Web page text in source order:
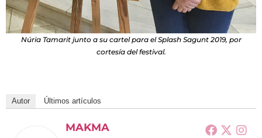
Núria Tamarit junto a su cartel para el Splash Sagunt 2019, por
cortesía del festival.
Autor Últimos artículos
MAKMA